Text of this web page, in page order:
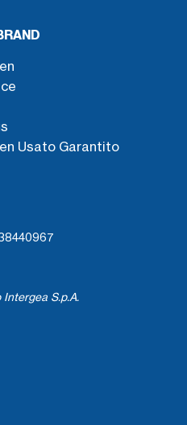
Usato Garantito
S.p.A.